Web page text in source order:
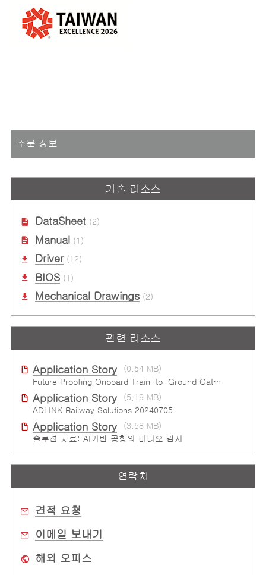
주문 정보
기술 리소스
DataSheet(2)
Manual (1)
Driver(12)
BIOS(1)
Mechanical Drawings(2)
관련 리소스
Application Story
(0.54 MB)
Future Proofing Onboard Train-to-Ground Gateway
Application Story
(5.19 MB)
ADLINK Railway Solutions 20240705
Application Story
(3.58 MB)
솔루션 자료: AI기반 공항의 비디오 감시
연락처
견적 요청
이메일 보내기
해외 오피스